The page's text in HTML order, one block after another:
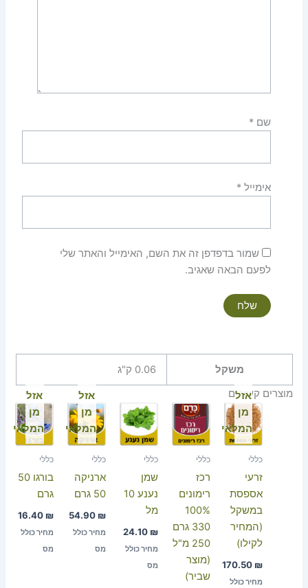
שם *
אימייל *
שמור בדפדפן זה את השם, האימייל והאתר שלי
לפעם הבאה שאגיב.
משקל
0.06 ק"ג
מוצרים קשורים
אזל
מן
המלאי
כללי
זרעי
אספסת
במשקל
(המחיר
לקילו)
170.50 ₪
מחיר כולל
כללי
רכז
רימונים
100%
330 גרם
250 מ"ל
(מוצר
שביר)
כללי
שמן
נענע 10
מל
24.10 ₪
מחיר כולל
מס
אזל
מן
המלאי
כללי
ארניקה
50 גרם
54.90 ₪
מחיר כולל
מס
אזל
מן
המלאי
כללי
בורגו 50
גרם
16.40 ₪
מחיר כולל
מס